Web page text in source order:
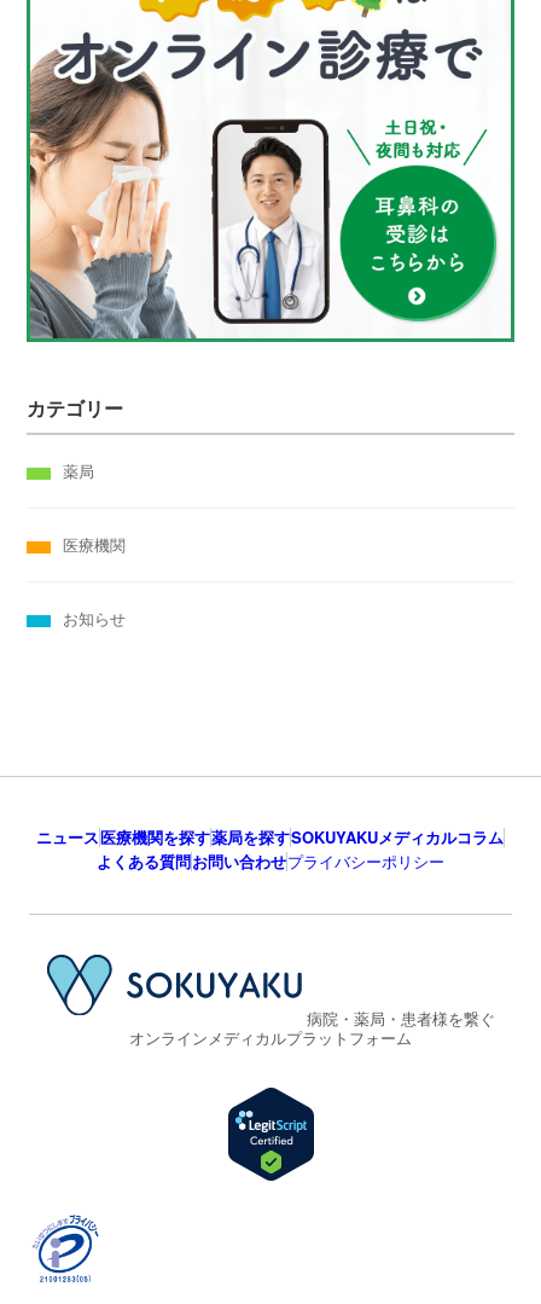
カテゴリー
薬局
医療機関
お知らせ
ニュース医療機関を探す薬局を探すSOKUYAKUメディカルコラム
よくある質問お問い合わせプライバシーポリシー
病院・薬局・患者様を繋ぐ
オンラインメディカルプラットフォーム